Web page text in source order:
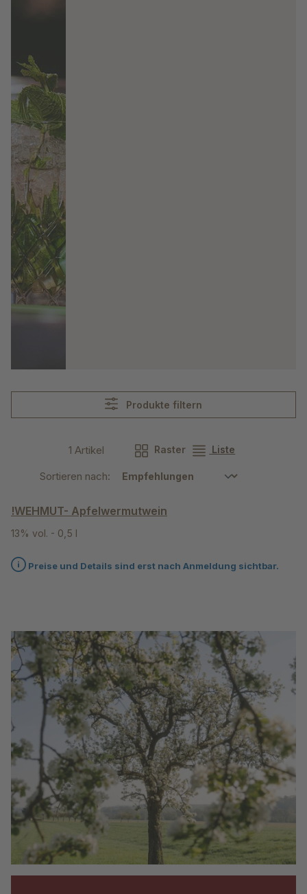
Produkte filtern
1 Artikel Raster Liste
Sortieren nach:
!WEHMUT- Apfelwermutwein
13% vol. - 0,5 l
Preise und Details sind erst nach Anmeldung sichtbar.